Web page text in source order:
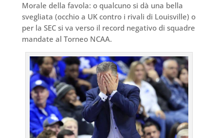
Morale della favola: o qualcuno si dà una bella
svegliata (occhio a UK contro i rivali di Louisville) o
per la SEC si va verso il record negativo di squadre
mandate al Torneo NCAA.